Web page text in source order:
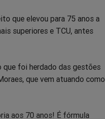
que elevou para 75 anos a
superiores e TCU, antes
que foi herdado das gestões
que vem atuando como
aos 70 anos! É fórmula